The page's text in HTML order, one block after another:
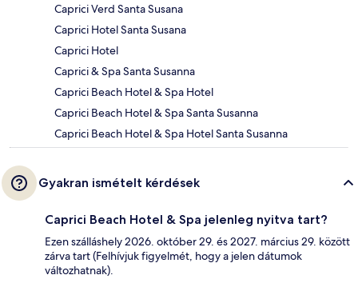
Caprici Verd Santa Susana
Caprici Hotel Santa Susana
Caprici Hotel
Caprici & Spa Santa Susanna
Caprici Beach Hotel & Spa Hotel
Caprici Beach Hotel & Spa Santa Susanna
Caprici Beach Hotel & Spa Hotel Santa Susanna
Gyakran ismételt kérdések
Caprici Beach Hotel & Spa jelenleg nyitva tart?
Ezen szálláshely 2026. október 29. és 2027. március 29. között
zárva tart (Felhívjuk figyelmét, hogy a jelen dátumok
változhatnak).